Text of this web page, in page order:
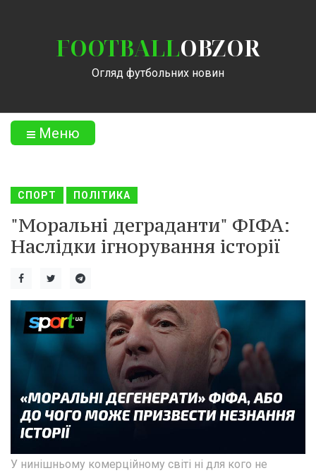
FOOTBALLOBZOR
Огляд футбольних новин
Меню
СПОРТ ПОЛІТИКА
"Моральні деграданти" ФІФА:
Наслідки ігнорування історії
У нинішньому комерційному світі ні для кого не